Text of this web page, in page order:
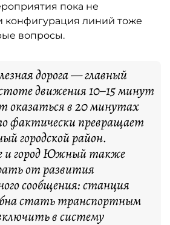
пока не
конфигурация линий тоже
вопросы.
дорога — главный
движения 10–15 минут
оказаться в 20 минутах
фактически превращает
городской район.
и город Южный также
от развития
сообщения: станция
стать транспортным
в систему